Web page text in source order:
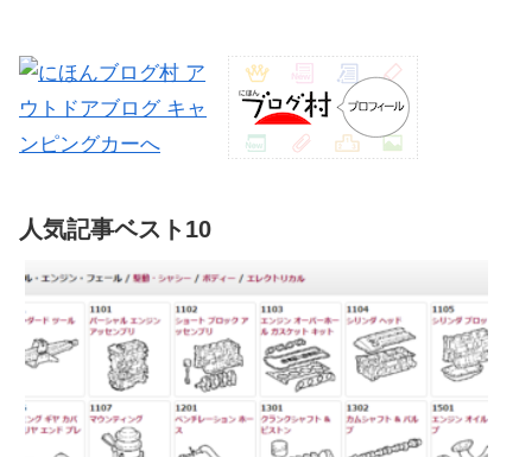
てみて原因はポンプだと特定。
っぱと、曇り空を照らすパステル
カ...
人気記事ベスト10